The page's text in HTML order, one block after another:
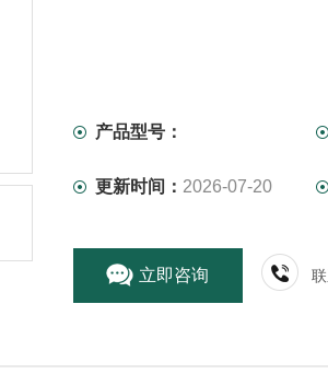
产品型号：
更新时间： 2026-07-20
立即咨询